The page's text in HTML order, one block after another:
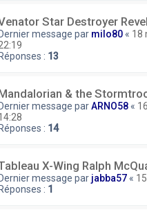
Star Destroyer
Dernier message par milo80 « 18
Réponses : 13
& the
Dernier message parARNO58 «
Réponses : 14
X-Wing Ralph
Dernier message par jabba57 «
Réponses : 1